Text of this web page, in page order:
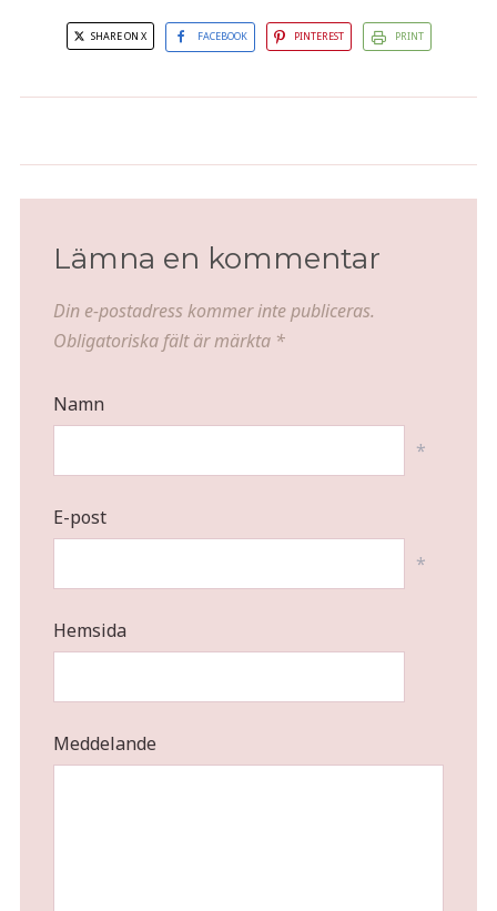
SHARE ON X FACEBOOK PINTEREST PRINT
äppelcider i ett äpple
Lämna en kommentar
Din e-postadress kommer inte publiceras.
Obligatoriska fält är märkta *
Namn
*
E-post
*
Hemsida
Meddelande